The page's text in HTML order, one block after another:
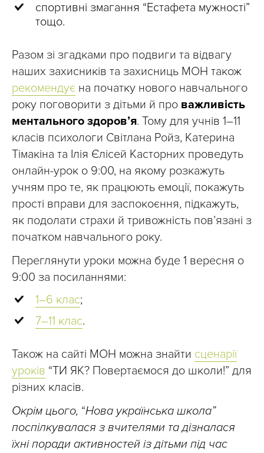
спортивні змагання “Естафета мужності”
тощо.
Разом зі згадками про подвиги та відвагу
наших захисників та захисниць МОН також
рекомендує на початку нового навчального
року поговорити з дітьми й про важливість
ментального здоров’я. Тому для учнів 1–11
класів психологи Світлана Ройз, Катерина
Тімакіна та Ілія Єлісей Касторних проведуть
онлайн-урок о 9:00, на якому розкажуть
учням про те, як працюють емоції, покажуть
прості вправи для заспокоєння, підкажуть,
як подолати страхи й тривожність пов’язані з
початком навчального року.
Переглянути уроки можна буде 1 вересня о
9:00 за посиланнями:
1–6 клас;
7–11 клас.
Також на сайті МОН можна знайти сценарії
уроків “ТИ ЯК? Повертаємося до школи!” для
різних класів.
Окрім цього, “Нова українська школа”
поспілкувалася з вчителями та дізналася
їхні поради активностей із дітьми під час